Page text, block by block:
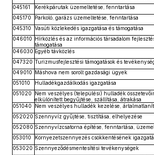
045161
Kerékpárutak üzemeltetése, fenntartása
045170
Parkoló, garázs üzemeltetése, fenntartása
045310
Vasúti közlekedés igazgatása és támogatása
046010 Hírközlés és az információs társadalom
támogatása
046030 Egyéb távközlés
047320 Turizmusfejlesztési támogatások és
049010 Máshova nem sorolt gazdasági ügyek
051010
Hulladékgazdálkodás igazgatása
051020
Nem veszélyes (települési) hulladék
elkülönített begyűjtése, szállítása, átrakása
051040
Nem veszélyes hulladék kezelése,
052020 Szennyvíz gyűjtése, tisztítása, elhelyezése
052080 Szennyvízcsatorna építése, fenntartása,
053010
Környezetszennyezés csökkentésének
053020 Szennyeződésmentesítési tevékenységek